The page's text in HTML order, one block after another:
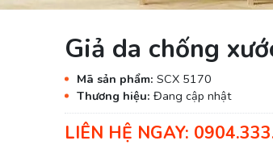
Giả da chống
Mã sản phẩm: SCX 5170
Thương hiệu: Đang cập nhật
LIÊN HỆ NGAY: